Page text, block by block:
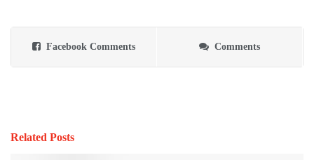
Facebook Comments Comments
Related Posts